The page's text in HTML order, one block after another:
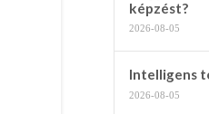
képzést?
2026-08-05
Intelligens
2026-08-05